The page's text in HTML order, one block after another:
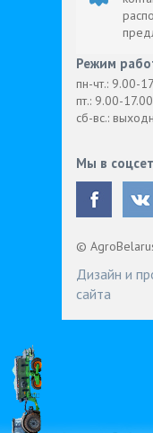
Режим
пн-чт.: 9.00-
пт.: 9.00-17.00
сб-вс.:
Мы в
©
Дизайн и
сайта